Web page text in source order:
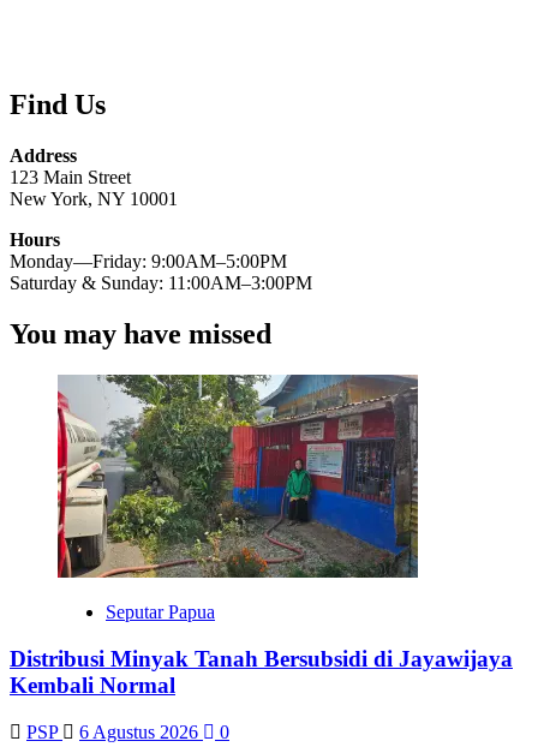
Find Us
Address
123 Main Street
New York, NY 10001
Hours
Monday—Friday: 9:00AM–5:00PM
Saturday & Sunday: 11:00AM–3:00PM
You may have missed
Seputar Papua
Distribusi Minyak Tanah Bersubsidi di Jayawijaya
Kembali Normal
PSP 6 Agustus 2026 0